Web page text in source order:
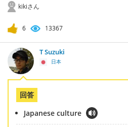
kikiさん
6 13367
T Suzuki
日本
回答
Japanese culture